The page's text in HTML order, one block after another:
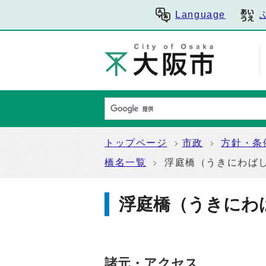
Language
トップページ 市政
方針・条
橋名一覧
浮庭橋（うきにわば
浮庭橋（うきにわ